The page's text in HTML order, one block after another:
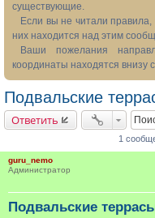
существующие.
Если вы не читали правила,
них находится над этим
Ваши пожелания
координаты находятся внизу
Подвальские
Ответить
1
guru_nemo
Администратор
Подвальские